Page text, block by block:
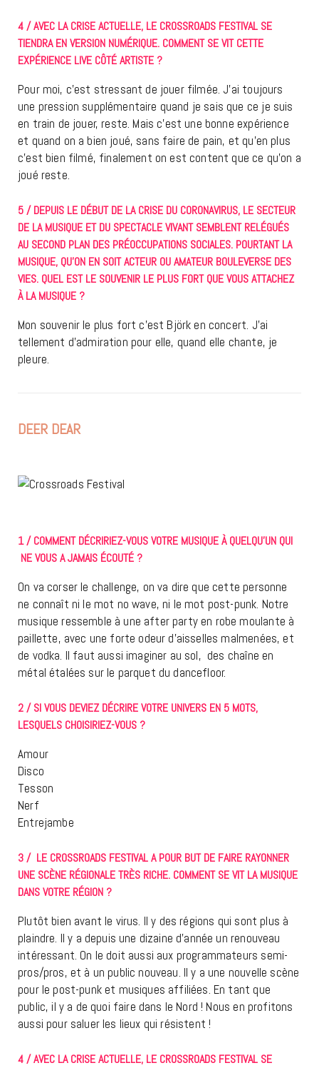
4 / AVEC LA CRISE ACTUELLE, LE CROSSROADS FESTIVAL SE
TIENDRA EN VERSION NUMÉRIQUE. COMMENT SE VIT CETTE
EXPÉRIENCE LIVE CÔTÉ ARTISTE ?
Pour moi, c’est stressant de jouer filmée. J’ai toujours
une pression supplémentaire quand je sais que ce je suis
en train de jouer, reste. Mais c’est une bonne expérience
et quand on a bien joué, sans faire de pain, et qu’en plus
c’est bien filmé, finalement on est content que ce qu’on a
joué reste.
5 / DEPUIS LE DÉBUT DE LA CRISE DU CORONAVIRUS, LE SECTEUR
DE LA MUSIQUE ET DU SPECTACLE VIVANT SEMBLENT RELÉGUÉS
AU SECOND PLAN DES PRÉOCCUPATIONS SOCIALES. POURTANT LA
MUSIQUE, QU’ON EN SOIT ACTEUR OU AMATEUR BOULEVERSE DES
VIES. QUEL EST LE SOUVENIR LE PLUS FORT QUE VOUS ATTACHEZ
À LA MUSIQUE ?
Mon souvenir le plus fort c’est Björk en concert. J’ai
tellement d’admiration pour elle, quand elle chante, je
pleure.
DEER DEAR
1 / COMMENT DÉCRIRIEZ-VOUS VOTRE MUSIQUE À QUELQU’UN QUI
NE VOUS A JAMAIS ÉCOUTÉ ?
On va corser le challenge, on va dire que cette personne
ne connaît ni le mot no wave, ni le mot post-punk. Notre
musique ressemble à une after party en robe moulante à
paillette, avec une forte odeur d’aisselles malmenées, et
de vodka. Il faut aussi imaginer au sol, des chaîne en
métal étalées sur le parquet du dancefloor.
2 / SI VOUS DEVIEZ DÉCRIRE VOTRE UNIVERS EN 5 MOTS,
LESQUELS CHOISIRIEZ-VOUS ?
Amour
Disco
Tesson
Nerf
Entrejambe
3 / LE CROSSROADS FESTIVAL A POUR BUT DE FAIRE RAYONNER
UNE SCÈNE RÉGIONALE TRÈS RICHE. COMMENT SE VIT LA MUSIQUE
DANS VOTRE RÉGION ?
Plutôt bien avant le virus. Il y des régions qui sont plus à
plaindre. Il y a depuis une dizaine d’année un renouveau
intéressant. On le doit aussi aux programmateurs semi-
pros/pros, et à un public nouveau. Il y a une nouvelle scène
pour le post-punk et musiques affiliées. En tant que
public, il y a de quoi faire dans le Nord ! Nous en profitons
aussi pour saluer les lieux qui résistent !
4 / AVEC LA CRISE ACTUELLE, LE CROSSROADS FESTIVAL SE